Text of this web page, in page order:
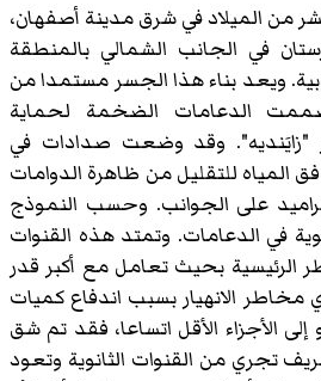
من الميلاد في شرق مدينة أصفهان،
في الجانب الشمالي بالمنطقة
ويعد بناء هذا الجسر مستمدا من
الدعامات الضخمة لحماية
"زايَنديه". وقد وضعت صدادات في
المياه للتقليل من ظاهرة الدوامات
على الجوانب. وحسب النموذج
في الدعامات. وتمتد هذه القنوات
الرئيسية بحيث تعامل مع أكبر قدر
مخاطر الانهيار بسبب اندفاع كميات
الأجزاء الأقل اتساعا، فقد تم شق
تجري من القنوات الثانوية وتعود